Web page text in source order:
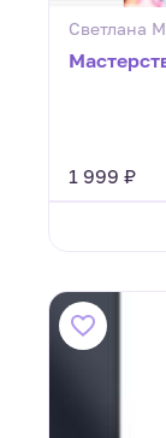
Светлана
1 999 ₽